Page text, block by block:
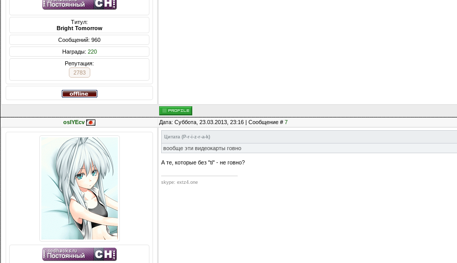
Титул:
Bright Tomorrow
Сообщений: 960
Награды: 220
Репутация:
2783
osIYEcv Дата: Суббота, 23.03.2013, 23:16 | Сообщение # 7
Цитата ( P-r-i-z-r-a-k)
вообще эти видеокарты говно
А те, которые без "ti" - не говно?
skype: extz4.one